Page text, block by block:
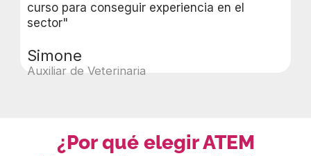
curso para conseguir experiencia en el
sector"
Simone
Auxiliar de Veterinaria
¿Por qué elegir ATEM